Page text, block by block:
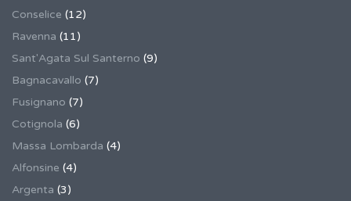
Conselice (12)
Ravenna (11)
Sant'Agata Sul Santerno (9)
Bagnacavallo (7)
Fusignano (7)
Cotignola (6)
Massa Lombarda (4)
Alfonsine (4)
Argenta (3)